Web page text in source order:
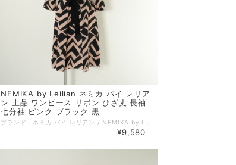
NEMIKA by Leilian ネミカ バイ レリア
ン 上品 ワンピース リボン ひざ丈 長袖
七分袖 ピンク ブラック 黒
¥9,580